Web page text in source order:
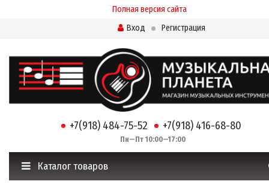
Полная версия сайта
Вход
Регистрация
+7(918) 484-75-52 +7(918) 416-68-80
Пн—Пт 10:00—17:00
Каталог товаров